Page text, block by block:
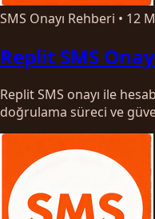
SMS Onayı Rehberi • 12
Replit SMS
Replit SMS onayı ile
doğrulama süreci ve